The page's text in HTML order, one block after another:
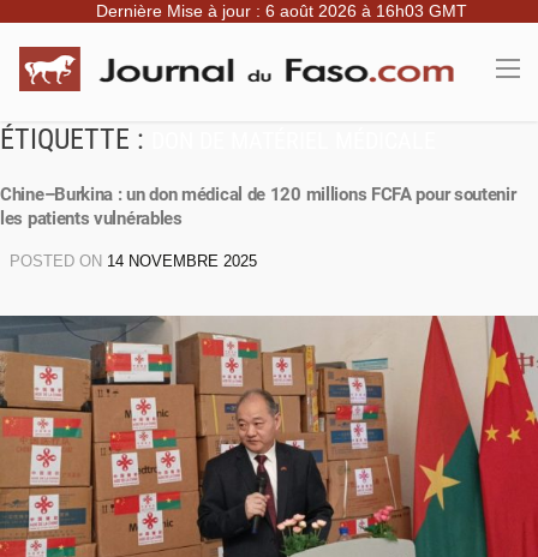
Dernière Mise à jour : 6 août 2026 à 16h03 GMT
ÉTIQUETTE :
Chine–Burkina : un don médical de 120 millions FCFA pour soutenir
les patients vulnérables
POSTED ON 14 NOVEMBRE 2025